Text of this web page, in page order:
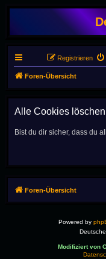
Registrieren
Foren-Übersicht
Alle Cookies löschen
Bist du dir sicher, dass du
Foren-Übersicht
Powered by
Modifiziert von